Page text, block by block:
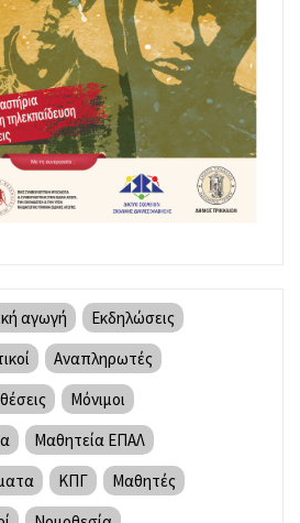
αγωγή
Εκδηλώσεις
Αναπληρωτές
Μόνιμοι
Μαθητεία ΕΠΑΛ
ΚΠΓ
Μαθητές